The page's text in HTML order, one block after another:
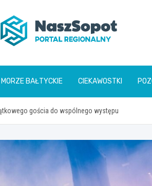
www.naszsopot.pl
MORZE BAŁTYCKIE CIEKAWOSTKI
gościa do wspólnego występu